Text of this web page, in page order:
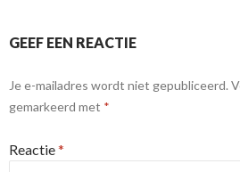
GEEF EEN REACTIE
Je e-mailadres wordt niet gepubliceerd.
gemarkeerd met *
Reactie*